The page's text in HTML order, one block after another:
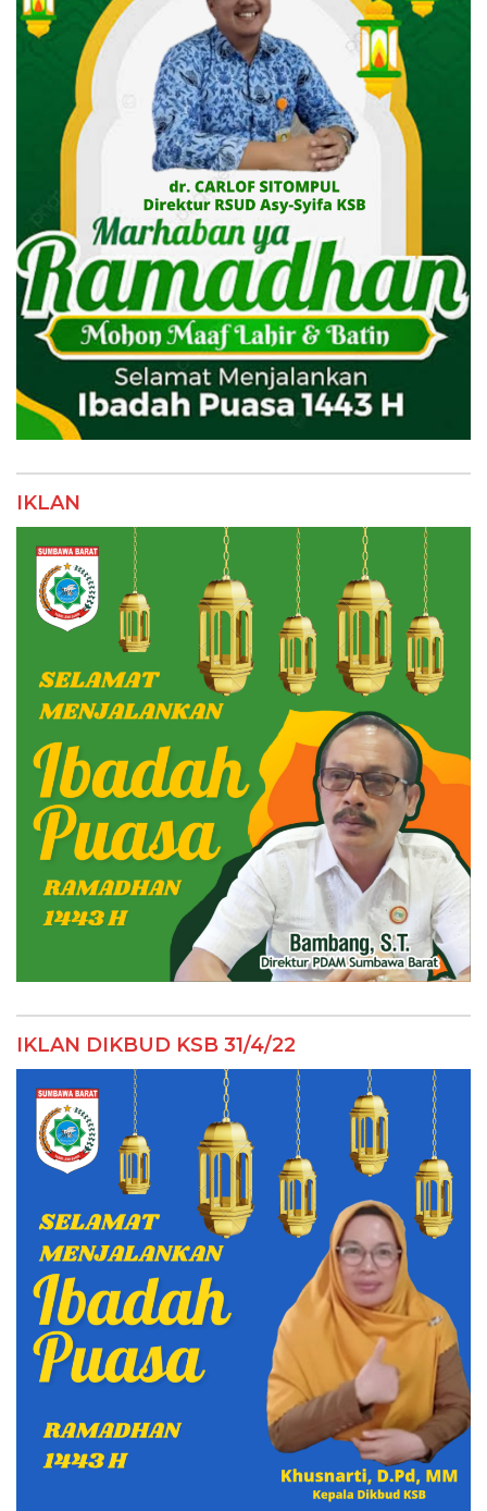
IKLAN
IKLAN DIKBUD KSB 31/4/22